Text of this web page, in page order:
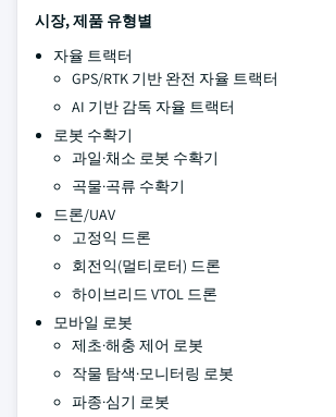
시장, 제품 유형별
자율 트랙터
GPS/RTK 기반 완전 자율 트랙터
AI 기반 감독 자율 트랙터
로봇 수확기
과일·채소 로봇 수확기
곡물·곡류 수확기
드론/UAV
고정익 드론
회전익(멀티로터) 드론
하이브리드 VTOL 드론
모바일 로봇
제초·해충 제어 로봇
작물 탐색·모니터링 로봇
파종·심기 로봇